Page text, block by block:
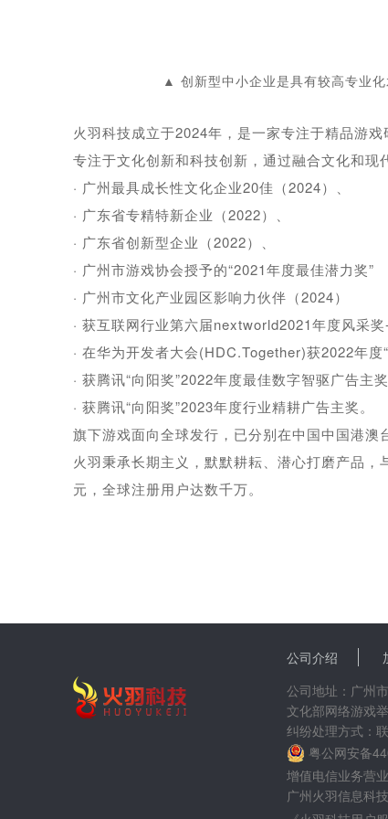
▲ 创新型中小企业是具有较高专业
火羽科技成立于2024年，是一家专注于精品游戏
专注于文化创新和科技创新，通过融合文化和现
· 广州最具成长性文化企业20佳（2024）、
· 广东省专精特新企业（2022）、
· 广东省创新型企业（2022）、
· 广州市游戏协会授予的“2021年度最佳潜力奖”
· 广州市文化产业园区影响力伙伴（2024）
· 获互联网行业第六届nextworld2021年度风采奖
· 在华为开发者大会(HDC.Together)获2022年度
· 获腾讯“向阳奖”2022年度最佳数字智驱广告主奖
· 获腾讯“向阳奖”2023年度行业精耕广告主奖。
旗下游戏面向全球发行，已分别在中国中国港澳
火羽秉承长期主义，默默耕耘、潜心打磨产品，
元，全球注册用户达数千万。
公司介绍
公司地址：广州
文化部网络游戏
纠纷处理方式：
粤公网安备
增值电信业务营
广州火羽信息科